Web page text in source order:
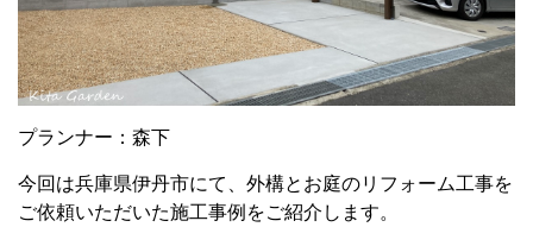
プランナー：森下
今回は兵庫県伊丹市にて、外構とお庭のリフォーム工事を
ご依頼いただいた施工事例をご紹介します。